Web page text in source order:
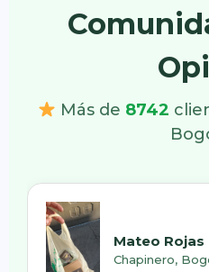
Más de 8742
Mateo Rojas
Chapinero,